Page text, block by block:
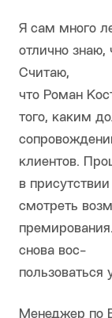
Я сам много
отлично знаю,
Считаю,
что Роман
того, каким
клиентов.
в
смотреть
снова вос-
Менеджер по